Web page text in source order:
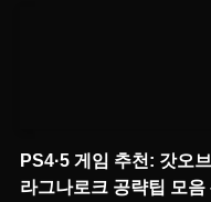
PS4·5 게임 추천: 갓오
라그나로크 공략팁 모음